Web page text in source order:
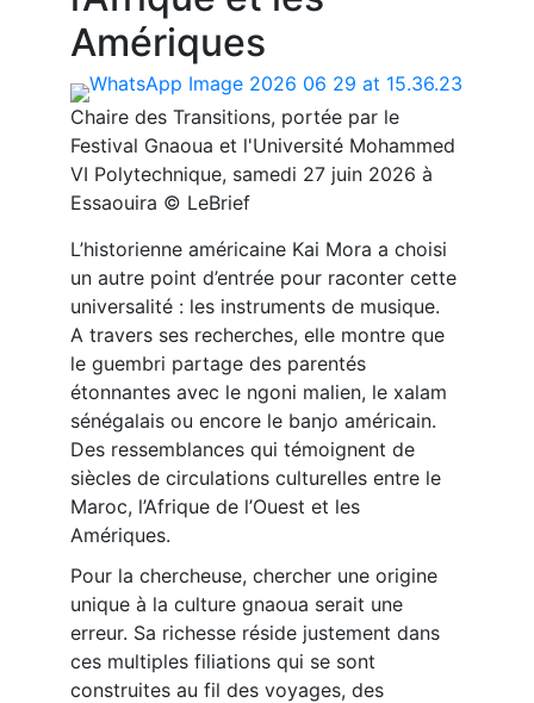
Amériques
Chaire des Transitions, portée par le
Festival Gnaoua et l'Université Mohammed
VI Polytechnique, samedi 27 juin 2026 à
Essaouira © LeBrief
L’historienne américaine Kai Mora a choisi
un autre point d’entrée pour raconter cette
universalité : les instruments de musique.
A travers ses recherches, elle montre que
le guembri partage des parentés
étonnantes avec le ngoni malien, le xalam
sénégalais ou encore le banjo américain.
Des ressemblances qui témoignent de
siècles de circulations culturelles entre le
Maroc, l’Afrique de l’Ouest et les
Amériques.
Pour la chercheuse, chercher une origine
unique à la culture gnaoua serait une
erreur. Sa richesse réside justement dans
ces multiples filiations qui se sont
construites au fil des voyages, des